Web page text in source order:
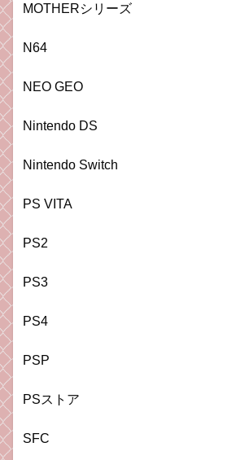
MOTHERシリーズ
N64
NEO GEO
Nintendo DS
Nintendo Switch
PS VITA
PS2
PS3
PS4
PSP
PSストア
SFC